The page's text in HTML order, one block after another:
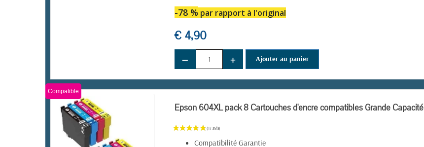
-78 % par rapport à l'original
€ 4,90
− + Ajouter au panier
Compatible
Epson 604XL pack 8 Cartouches d'encre compatibles Grande Capacité
Compatibilité Garantie